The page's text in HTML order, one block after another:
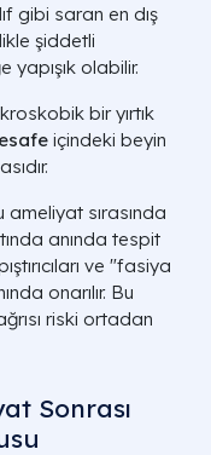
gibi saran en dış
şiddetli
olabilir.
bir yırtık
içindeki beyin
ameliyat sırasında
anında tespit
ve "fasiya
onarılır. Bu
riski ortadan
Sonrası